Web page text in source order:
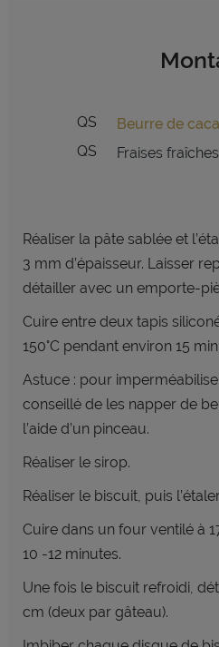
QS
Beurre de
QS
Fraises fraîches
Réaliser la pâte sablée et
3 mm d’épaisseur. Laisser
détailler avec un emporte-
Cuire entre deux tapis
150°C pendant environ 15
Astuce : pour
conseillé de les napper de
l’aide d’un pinceau.
Réaliser le sirop.
Réaliser le biscuit, puis
Cuire dans un four ventilé à
10 -12 minutes.
Une fois le biscuit refroidi,
cm (deux par gâteau).